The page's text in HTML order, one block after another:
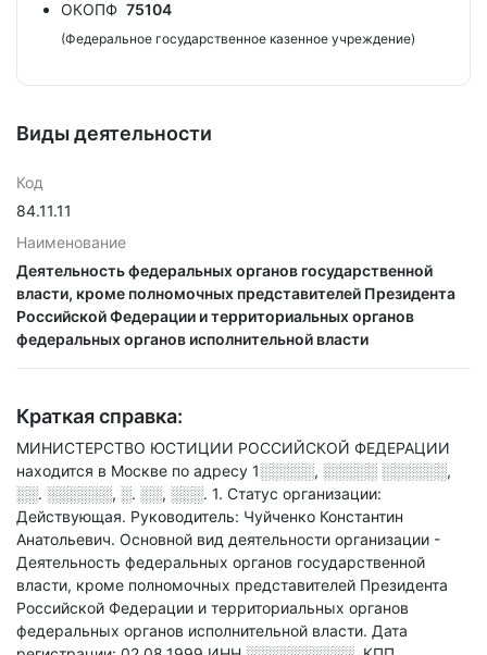
ОКОПФ 75104
(Федеральное государственное казенное учреждение)
Виды деятельности
Код
84.11.11
Наименование
Деятельность федеральных органов государственной
власти, кроме полномочных представителей Президента
Российской Федерации и территориальных органов
федеральных органов исполнительной власти
Краткая справка:
МИНИСТЕРСТВО ЮСТИЦИИ РОССИЙСКОЙ ФЕДЕРАЦИИ
находится в Москве по адресу 1░░░░░, ░░░░░ ░░░░░░,
░░. ░░░░░░, ░. ░░, ░░░. 1. Статус организации:
Действующая. Руководитель: Чуйченко Константин
Анатольевич. Основной вид деятельности организации -
Деятельность федеральных органов государственной
власти, кроме полномочных представителей Президента
Российской Федерации и территориальных органов
федеральных органов исполнительной власти. Дата